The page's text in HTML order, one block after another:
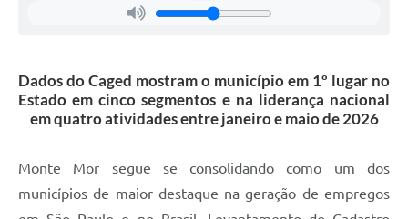
Dados do Caged mostram o município em 1º lugar no
Estado em cinco segmentos e na liderança nacional
em quatro atividades entre janeiro e maio de 2026
Monte Mor segue se consolidando como um dos
municípios de maior destaque na geração de empregos